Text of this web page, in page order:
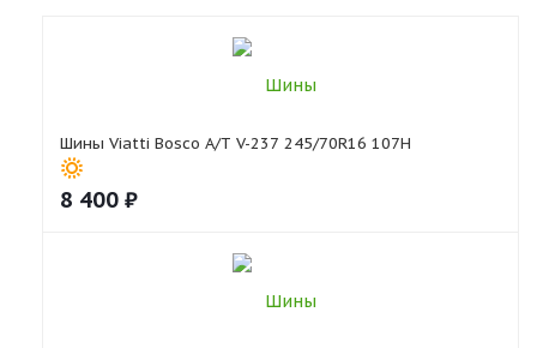
Шины Viatti Bosco A/T V-237 245/70R16 107H
8 400 ₽